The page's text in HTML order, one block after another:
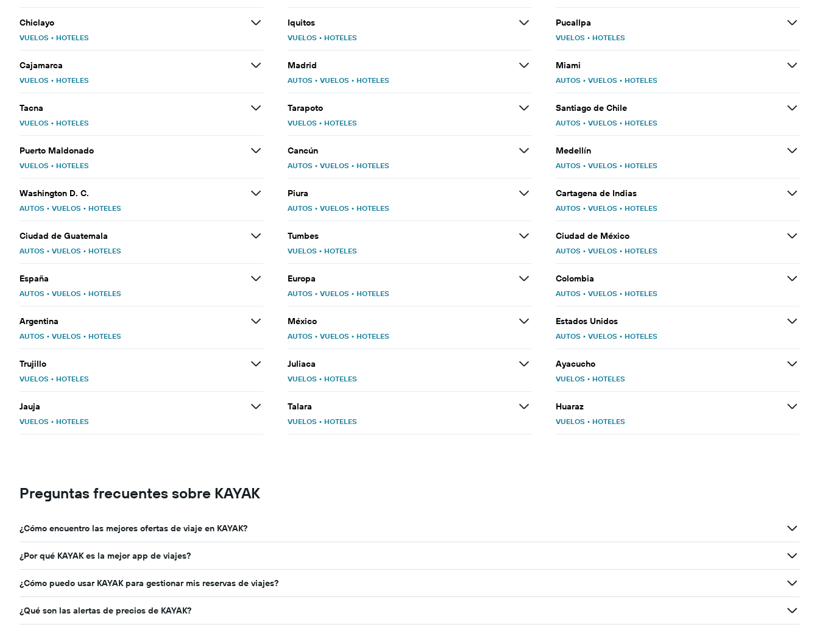
Chiclayo
VUELOS • HOTELES
Cajamarca
VUELOS • HOTELES
Tacna
VUELOS • HOTELES
Puerto Maldonado
VUELOS • HOTELES
Washington D. C.
AUTOS • VUELOS • HOTELES
Ciudad de Guatemala
AUTOS • VUELOS • HOTELES
España
AUTOS • VUELOS • HOTELES
Argentina
AUTOS • VUELOS • HOTELES
Trujillo
VUELOS • HOTELES
Jauja
VUELOS • HOTELES
Iquitos
VUELOS • HOTELES
Madrid
AUTOS • VUELOS • HOTELES
Tarapoto
VUELOS • HOTELES
Cancún
AUTOS • VUELOS • HOTELES
Piura
AUTOS • VUELOS • HOTELES
Tumbes
VUELOS • HOTELES
Europa
AUTOS • VUELOS • HOTELES
México
AUTOS • VUELOS • HOTELES
Juliaca
VUELOS • HOTELES
Talara
VUELOS • HOTELES
Pucallpa
VUELOS • HOTELES
Miami
AUTOS • VUELOS • HOTELES
Santiago de Chile
AUTOS • VUELOS • HOTELES
Medellín
AUTOS • VUELOS • HOTELES
Cartagena de Indias
AUTOS • VUELOS • HOTELES
Ciudad de México
AUTOS • VUELOS • HOTELES
Colombia
AUTOS • VUELOS • HOTELES
Estados Unidos
AUTOS • VUELOS • HOTELES
Ayacucho
VUELOS • HOTELES
Huaraz
VUELOS • HOTELES
Preguntas frecuentes sobre KAYAK
¿Cómo encuentro las mejores ofertas de viaje en KAYAK?
¿Por qué KAYAK es la mejor app de viajes?
¿Cómo puedo usar KAYAK para gestionar mis reservas de viajes?
¿Qué son las alertas de precios de KAYAK?